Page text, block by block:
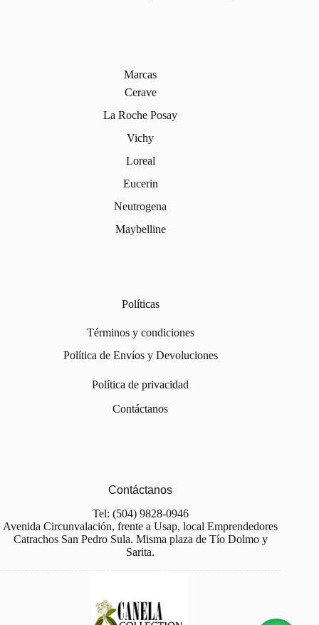
Marcas
Cerave
La Roche Posay
Vichy
Loreal
Eucerin
Neutrogena
Maybelline
Políticas
Términos y condiciones
Política de Envíos y Devoluciones
Política de privacidad
Contáctanos
Contáctanos
Tel: (504) 9828-0946
Avenida Circunvalación, frente a Usap, local Emprendedores
Catrachos San Pedro Sula. Misma plaza de Tío Dolmo y
Sarita.